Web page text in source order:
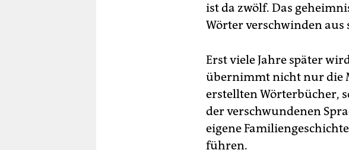
ist da zwölf. Das
Wörter verschwinden aus
Erst viele Jahre später
übernimmt nicht nur die
erstellten Wörterbücher,
der verschwundenen
eigene
führen.